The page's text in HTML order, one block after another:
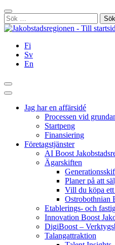
Hoppa
till
innehållet
Stäng
Sök
efter:
Fi
Sv
En
Sök
Huvudmeny
Jag har en affärsidé
Processen vid
Startpeng
Finansiering
Företagstjänster
AI Boost
Ägarskiften
Planer på att
Vill du köpa ett
Ostrobothnian
Etablerings- och
Innovation Boost
DigiBoost –
Talangattraktion